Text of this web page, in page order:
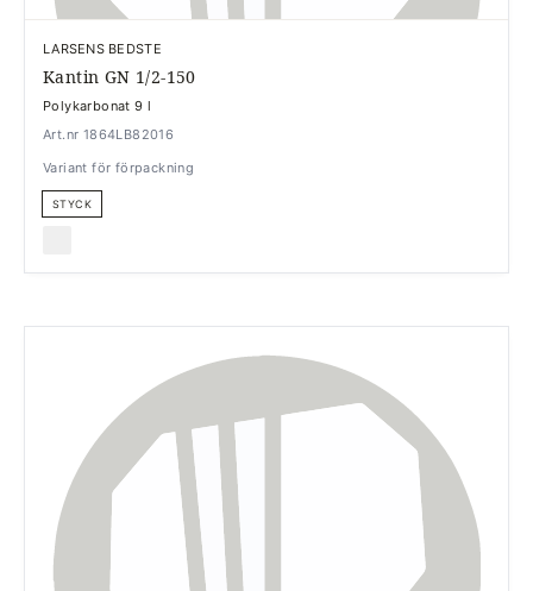
LARSENS BEDSTE
Kantin GN 1/2-150
Polykarbonat 9 l
Art.nr 1864LB82016
Variant för förpackning
STYCK